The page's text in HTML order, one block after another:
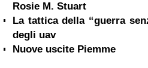
Rosie M. Stuart
La tattica della “guerra
degli uav
Nuove uscite Piemme